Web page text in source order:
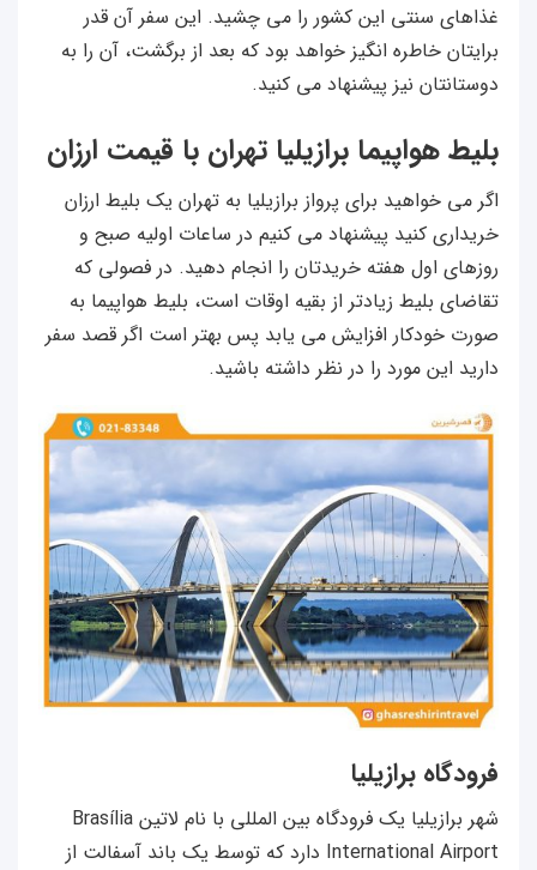
غذاهای سنتی این کشور را می چشید. این سفر آن قدر
برایتان خاطره انگیز خواهد بود که بعد از برگشت،‌ آن را به
دوستانتان نیز پیشنهاد می کنید.
بلیط هواپیما برازیلیا تهران با قیمت ارزان
اگر می خواهید برای پرواز برازیلیا به تهران یک بلیط ارزان
خریداری کنید پیشنهاد می کنیم در ساعات اولیه صبح و
روزهای اول هفته خریدتان را انجام دهید. در فصولی که
تقاضای بلیط زیادتر از بقیه اوقات است، بلیط هواپیما به
صورت خودکار افزایش می یابد پس بهتر است اگر قصد سفر
دارید این مورد را در نظر داشته باشید.
فرودگاه برازیلیا
شهر برازیلیا یک فرودگاه بین المللی با نام لاتین Brasília
International Airport دارد که توسط یک باند آسفالت از